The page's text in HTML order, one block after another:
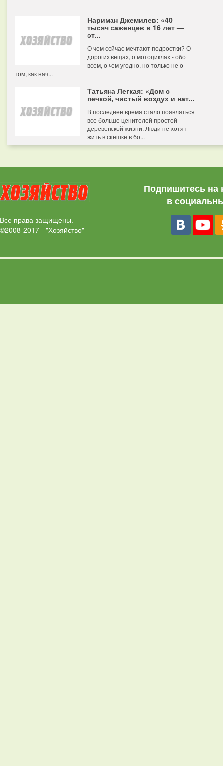
Нариман Джемилев: «40
тысяч саженцев в 16 лет —
эт...
О чем сейчас мечтают подростки? О
дорогих вещах, о мотоциклах - обо
всем, о чем угодно, но только не о
том, как нач...
Татьяна Легкая: «Дом с
печкой, чистый воздух и нат...
В последнее время стало появляться
все больше ценителей простой
деревенской жизни. Люди не хотят
жить в спешке в бо...
Все права защищены.
©2008-2017 - "Хозяйство"
Подпишитесь на
в